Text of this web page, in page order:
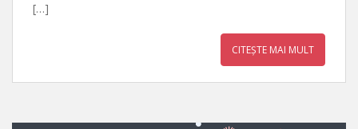
[…]
CITEȘTE MAI MULT